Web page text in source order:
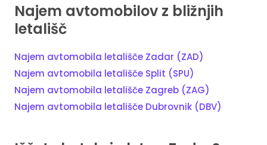
Najem avtomobilov z bližnjih
letališč
Najem avtomobila letališče Zadar (ZAD)
Najem avtomobila letališče Split (SPU)
Najem avtomobila letališče Zagreb (ZAG)
Najem avtomobila letališče Dubrovnik (DBV)